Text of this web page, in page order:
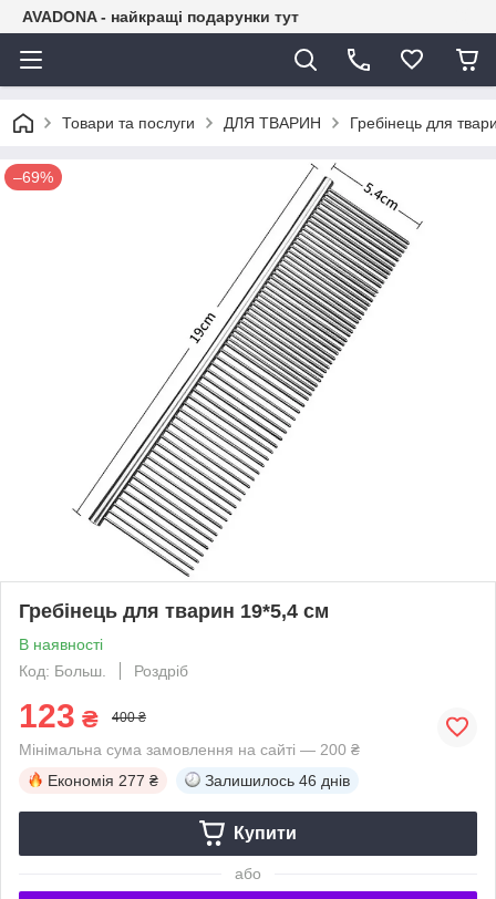
AVADONA - найкращі подарунки тут
Товари та послуги ДЛЯ ТВАРИН Гребінець для
–69%
Гребінець для тварин 19*5,4 см
В наявності
Код: Больш.
Роздріб
123 ₴ 400 ₴
Мінімальна сума замовлення на сайті — 200 ₴
Економія 277 ₴ Залишилось 46 днів
Купити
або